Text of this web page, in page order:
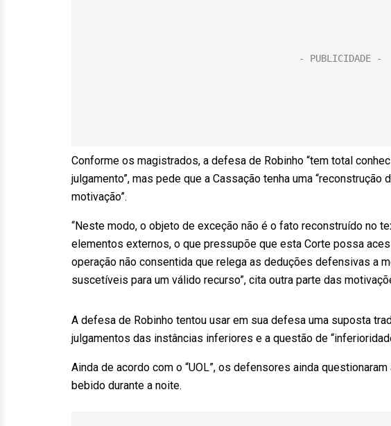
Conforme os magistrados, a defesa de Robinho “tem total
julgamento”, mas pede que a Cassação tenha uma
motivação”.
“Neste modo, o objeto de exceção não é o fato reconstruído no
elementos externos, o que pressupõe que esta Corte possa
operação não consentida que relega as deduções defensivas a
suscetíveis para um válido recurso”, cita outra parte das
A defesa de Robinho tentou usar em sua defesa uma suposta
julgamentos das instâncias inferiores e a questão de
Ainda de acordo com o “UOL”, os defensores ainda
bebido durante a noite.